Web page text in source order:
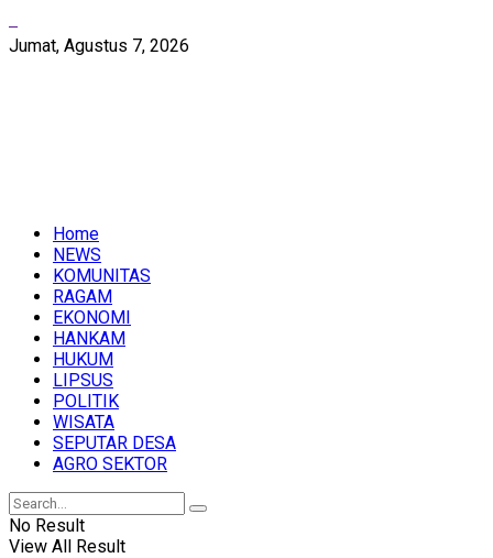
Jumat, Agustus 7, 2026
Home
NEWS
KOMUNITAS
RAGAM
EKONOMI
HANKAM
HUKUM
LIPSUS
POLITIK
WISATA
SEPUTAR DESA
AGRO SEKTOR
No Result
View All Result